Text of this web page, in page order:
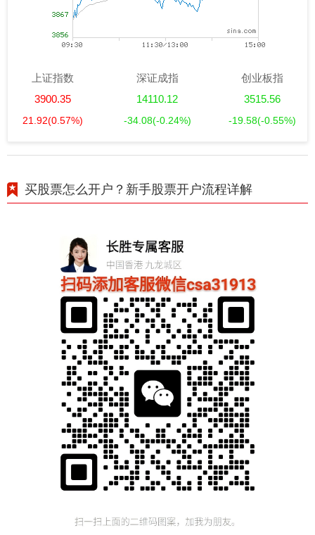
上证指数
3900.35
21.92(0.57%)
深证成指
14110.12
-34.08(-0.24%)
创业板指
3515.56
-19.58(-0.55%)
买股票怎么开户？新手股票开户流程详解